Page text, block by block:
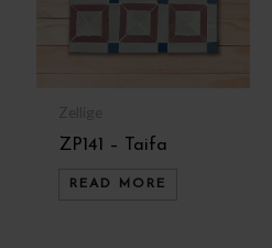
ZP141 – Taifa
READ MORE